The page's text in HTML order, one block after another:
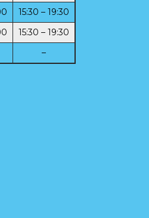
15:30 – 19:30
15:30 – 19:30
–